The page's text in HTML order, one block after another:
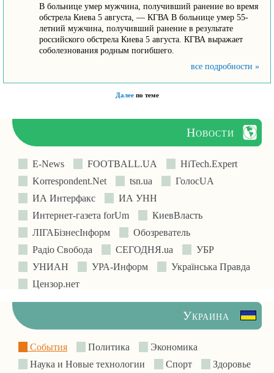
В больнице умер мужчина, получивший ранение во время
обстрела Киева 5 августа, — КГВА В больнице умер 55-
летний мужчина, получивший ранение в результате
российского обстрела Киева 5 августа. КГВА выражает
соболезнования родным погибшего.
все подробности »
Далеепо теме
Новости
E-News FOOTBALL.UA
HiTech.Expert
Korrespondent.Net
tsn.ua
ГолосUA
ИА Интерфакс
ИА УНН
Интернет-газета forUm
КиевВласть
ЛIГАБiзнесIнформ
Обозреватель
Радіо Свобода
СЕГОДНЯ.ua
УБР
УНИАН
УРА-Информ
Українська Правда
Цензор.нет
Украина
События Политика
Экономика
Наука и Новые технологии
Спорт
Здоровье